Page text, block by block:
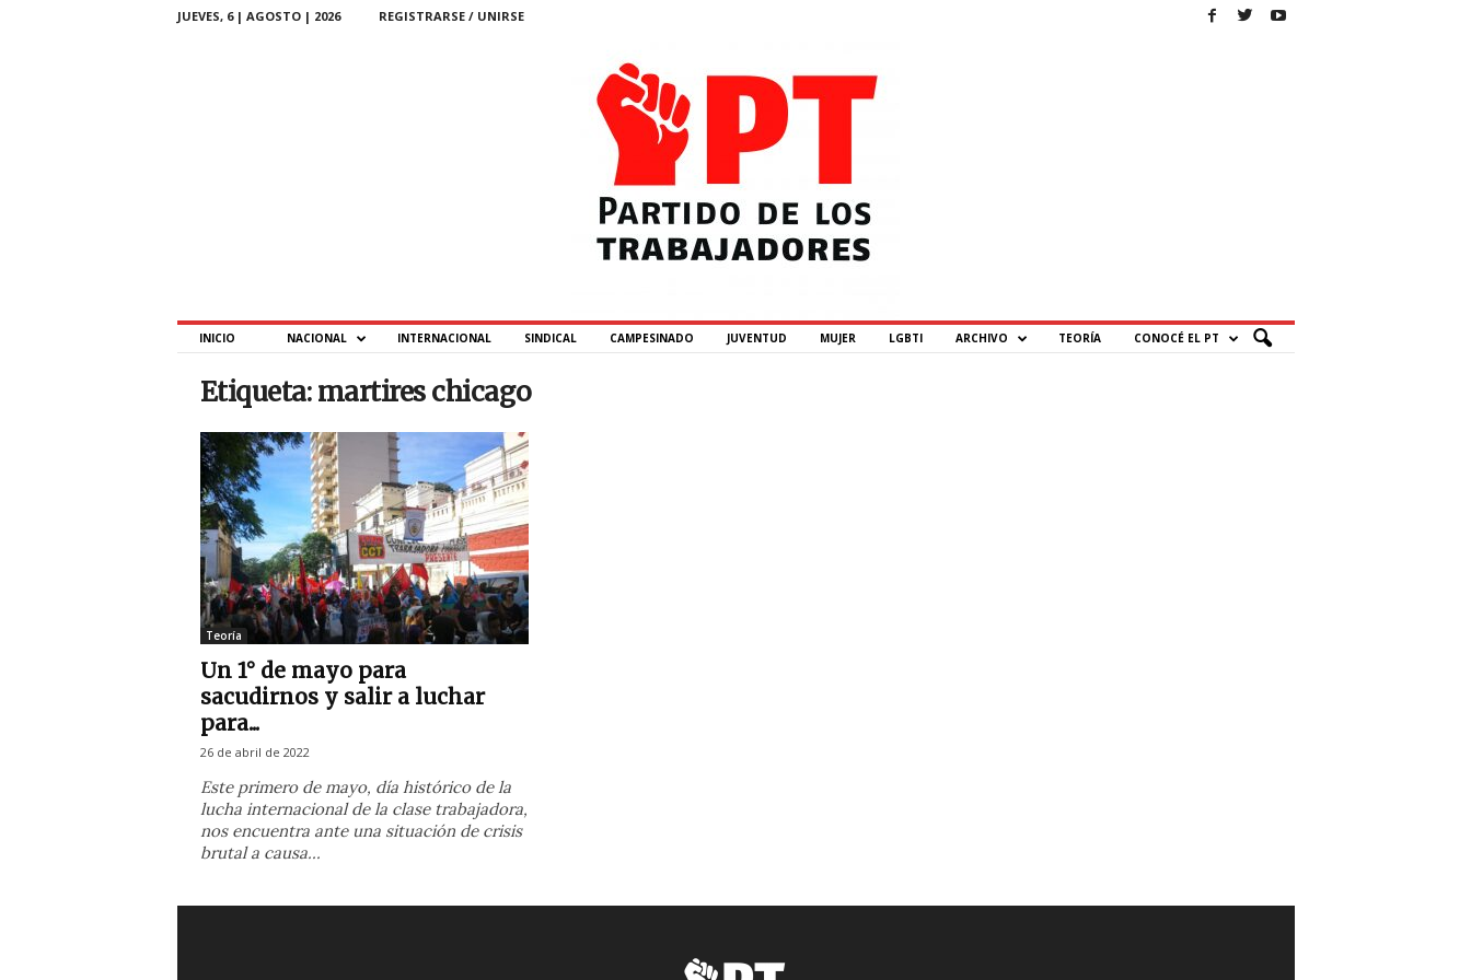
JUEVES, 6 | AGOSTO | 2026 REGISTRARSE / UNIRSE
P
T
INICIO NACIONAL INTERNACIONAL SINDICAL CAMPESINADO JUVENTUD MUJER LGBTI ARCHIVO TEORÍA CONOCÉ EL PT
Etiqueta: martires chicago
Teoría
Un 1° de mayo para
sacudirnos y salir a luchar
para...
26 de abril de 2022
Este primero de mayo, día histórico de la
lucha internacional de la clase trabajadora,
nos encuentra ante una situación de crisis
brutal a causa...